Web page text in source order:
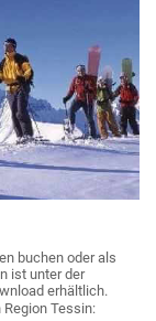
buchen oder als
ist unter der
erhältlich.
Tessin: